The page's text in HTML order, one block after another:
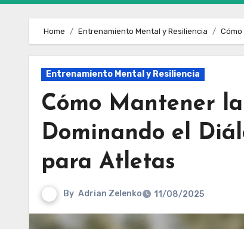
content
Home Entrenamiento Mental y Resiliencia
Entrenamiento Mental y Resiliencia
Cómo Mantener
Dominando el
para Atletas
By Adrian Zelenko 11/08/2025